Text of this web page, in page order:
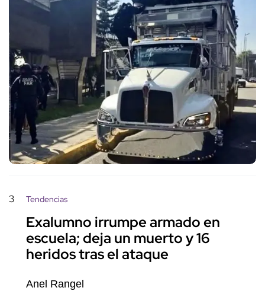
3 Tendencias
Exalumno irrumpe armado en
escuela; deja un muerto y 16
heridos tras el ataque
Anel Rangel